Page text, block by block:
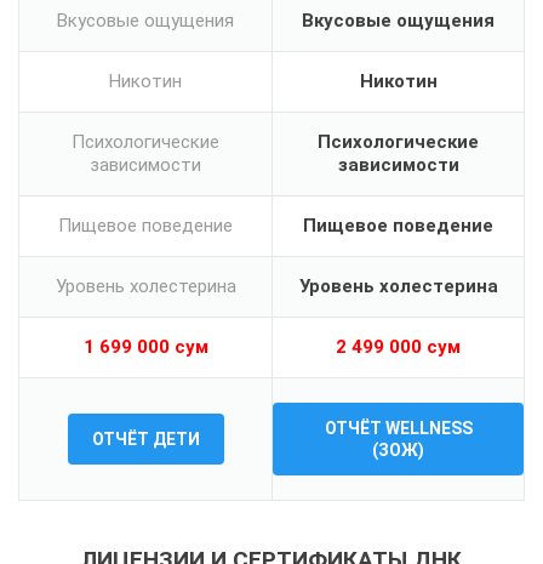
Вкусовые ощущения Вкусовые ощущения
Никотин Никотин
Психологические
зависимости
Психологические
зависимости
Пищевое поведение Пищевое поведение
Уровень холестерина Уровень холестерина
1 699 000 сум 2 499 000 сум
ОТЧЁТ ДЕТИ
ОТЧЁТ WELLNESS
(ЗОЖ)